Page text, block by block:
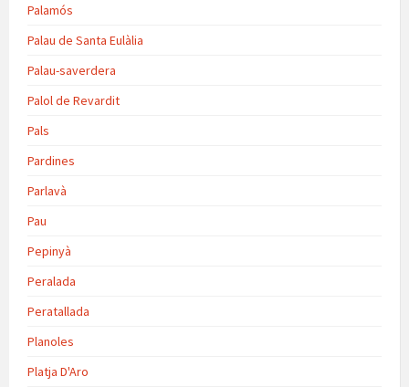
Palamós
Palau de Santa Eulàlia
Palau-saverdera
Palol de Revardit
Pals
Pardines
Parlavà
Pau
Pepinyà
Peralada
Peratallada
Planoles
Platja D'Aro